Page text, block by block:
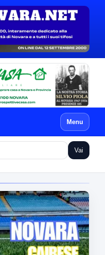
Menu
Vai